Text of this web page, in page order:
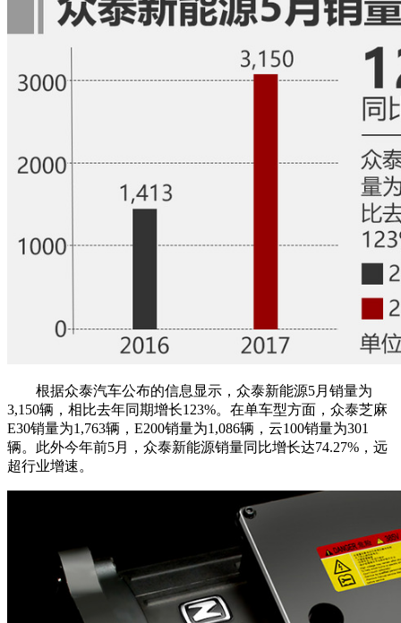
根据众泰汽车公布的信息显示，众泰新能源5月销量为
3,150辆，相比去年同期增长123%。在单车型方面，众泰芝麻
E30销量为1,763辆，E200销量为1,086辆，云100销量为301
辆。此外今年前5月，众泰新能源销量同比增长达74.27%，远
超行业增速。